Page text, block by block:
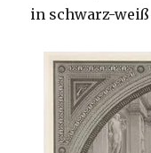
in schwarz-